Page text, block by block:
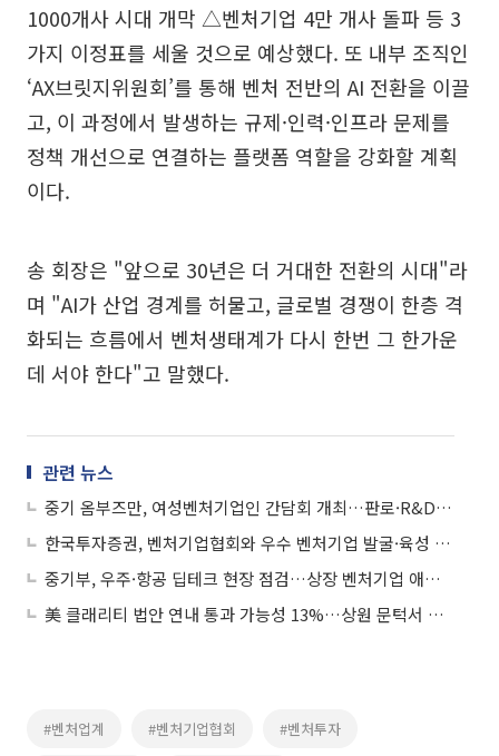
1000개사 시대 개막 △벤처기업 4만 개사 돌파 등 3
가지 이정표를 세울 것으로 예상했다. 또 내부 조직인
‘AX브릿지위원회’를 통해 벤처 전반의 AI 전환을 이끌
고, 이 과정에서 발생하는 규제·인력·인프라 문제를
정책 개선으로 연결하는 플랫폼 역할을 강화할 계획
이다.
송 회장은 "앞으로 30년은 더 거대한 전환의 시대"라
며 "AI가 산업 경계를 허물고, 글로벌 경쟁이 한층 격
화되는 흐름에서 벤처생태계가 다시 한번 그 한가운
데 서야 한다"고 말했다.
관련 뉴스
중기 옴부즈만, 여성벤처기업인 간담회 개최…판로·R&D 애로 청취
한국투자증권, 벤처기업협회와 우수 벤처기업 발굴·육성 위한 MOU 체결
중기부, 우주·항공 딥테크 현장 점검…상장 벤처기업 애로 청취
美 클래리티 법안 연내 통과 가능성 13%…상원 문턱서 제동
#벤처업계 #벤처기업협회 #벤처투자